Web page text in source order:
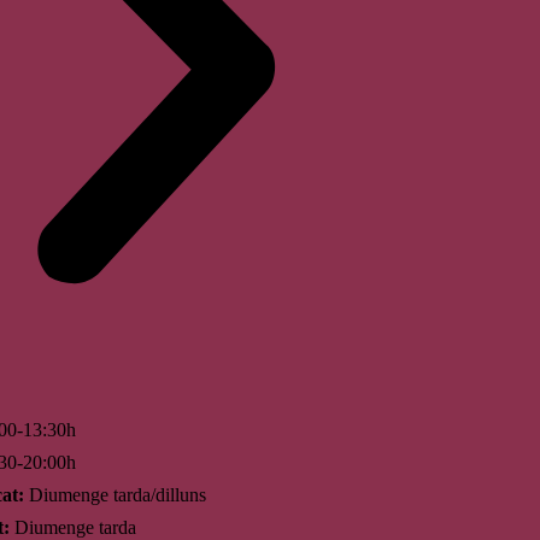
13:30h
20:00h
Diumenge tarda/dilluns
Diumenge tarda